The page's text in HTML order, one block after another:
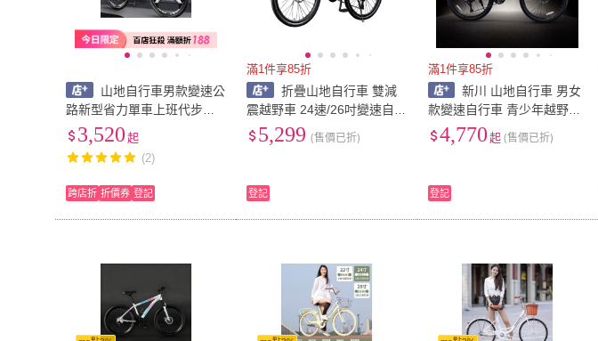
山地自行車男款變速公
路新型省力單車上班代步青
少年學生女式成人
3,520 起
(2)
跨店折 折價券 登記
滿1件享85折
折疊山地自行車 雙減
震越野車 24速/26吋變速自
行車 上班代步單車 山地車
腳踏車
5,299 (售價已折)
登記
滿1件享85折
新川 山地自行車 男女
款變速自行車 青少年越野單
車 省力公路上班代步通勤車
4,770 起 (售價已折)
登記